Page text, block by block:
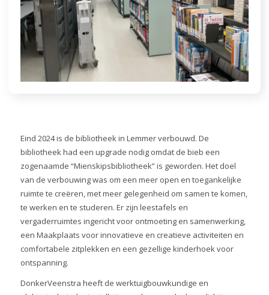
Eind 2024is de bibliotheek in Lemmer verbouwd. De
bibliotheek had een upgrade nodig omdat de bieb een
zogenaamde “Mienskipsbibliotheek” is geworden. Het doel
van de verbouwing was om een meer open en toegankelijke
ruimte te creëren, met meer gelegenheid om samen te komen,
te werken en te studeren. Er zijn leestafels en
vergaderruimtes ingericht voor ontmoeting en samenwerking,
een Maakplaats voor innovatieve en creatieve activiteiten en
comfortabele zitplekken en een gezellige kinderhoek voor
ontspanning.
DonkerVeenstra heeft de werktuigbouwkundige en